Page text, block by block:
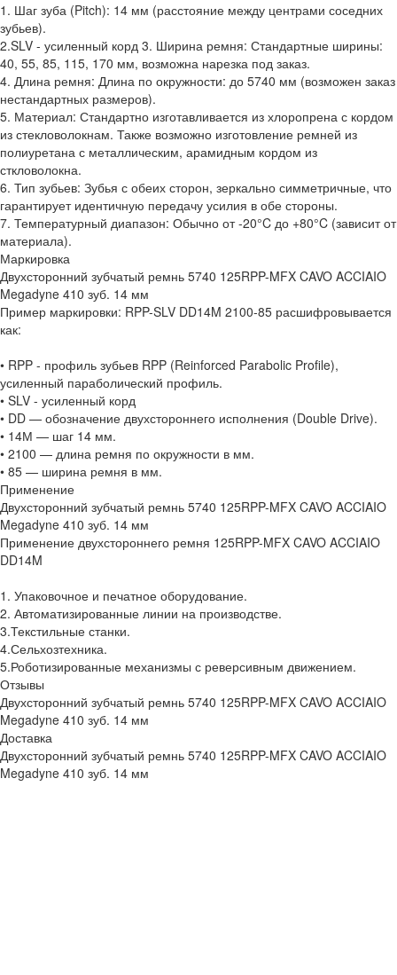
1. Шаг зуба (Pitch): 14 мм (расстояние между центрами соседних
зубьев).
2.SLV - усиленный корд 3. Ширина ремня: Стандартные ширины:
40, 55, 85, 115, 170 мм, возможна нарезка под заказ.
4. Длина ремня: Длина по окружности: до 5740 мм (возможен заказ
нестандартных размеров).
5. Материал: Стандартно изготавливается из хлоропрена с кордом
из стекловолокнам. Также возможно изготовление ремней из
полиуретана с металлическим, арамидным кордом из
сткловолокна.
6. Тип зубьев: Зубья с обеих сторон, зеркально симметричные, что
гарантирует идентичную передачу усилия в обе стороны.
7. Температурный диапазон: Обычно от -20°C до +80°C (зависит от
материала).
Маркировка
Двухсторонний зубчатый ремнь 5740 125RPP-MFX CAVO ACCIAIO
Megadyne 410 зуб. 14 мм
Пример маркировки: RPP-SLV DD14M 2100-85 расшифровывается
как:
• RPP - профиль зубьев RPP (Reinforced Parabolic Profile),
усиленный параболический профиль.
• SLV - усиленный корд
• DD — обозначение двухстороннего исполнения (Double Drive).
• 14М — шаг 14 мм.
• 2100 — длина ремня по окружности в мм.
• 85 — ширина ремня в мм.
Применение
Двухсторонний зубчатый ремнь 5740 125RPP-MFX CAVO ACCIAIO
Megadyne 410 зуб. 14 мм
Применение двухстороннего ремня 125RPP-MFX CAVO ACCIAIO
DD14M
1. Упаковочное и печатное оборудование.
2. Автоматизированные линии на производстве.
3.Текстильные станки.
4.Сельхозтехника.
5.Роботизированные механизмы с реверсивным движением.
Отзывы
Двухсторонний зубчатый ремнь 5740 125RPP-MFX CAVO ACCIAIO
Megadyne 410 зуб. 14 мм
Доставка
Двухсторонний зубчатый ремнь 5740 125RPP-MFX CAVO ACCIAIO
Megadyne 410 зуб. 14 мм